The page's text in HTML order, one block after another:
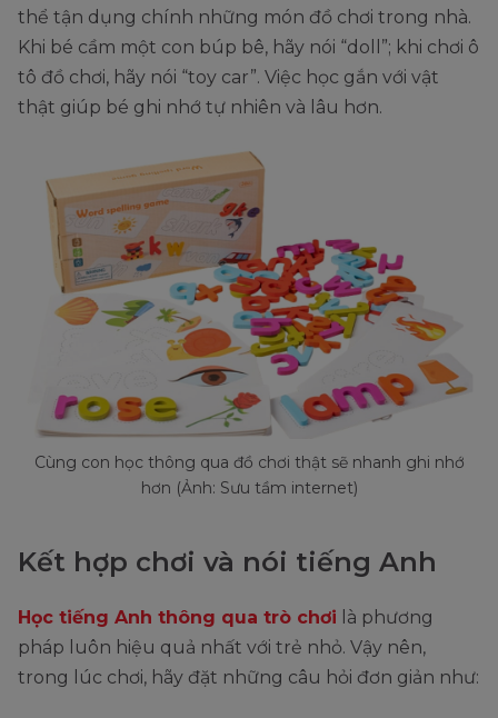
thể tận dụng chính những món đồ chơi trong nhà.
Khi bé cầm một con búp bê, hãy nói “doll”; khi chơi ô
tô đồ chơi, hãy nói “toy car”. Việc học gắn với vật
thật giúp bé ghi nhớ tự nhiên và lâu hơn.
Cùng con học thông qua đồ chơi thật sẽ nhanh ghi nhớ
hơn (Ảnh: Sưu tầm internet)
Kết hợp chơi và nói tiếng Anh
Học tiếng Anh thông qua trò chơi là phương
pháp luôn hiệu quả nhất với trẻ nhỏ. Vậy nên,
trong lúc chơi, hãy đặt những câu hỏi đơn giản như: